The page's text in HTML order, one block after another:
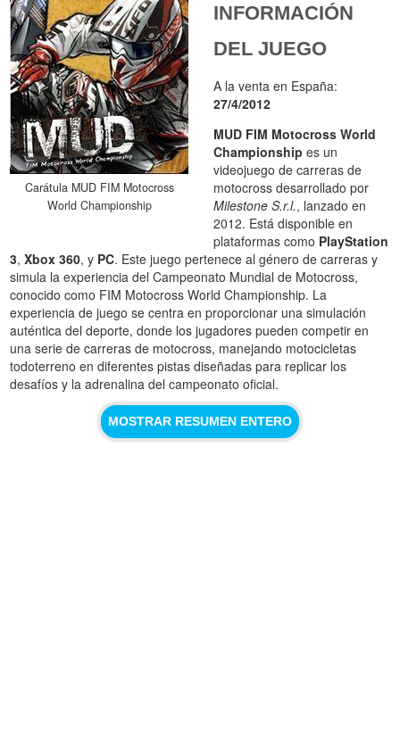
Carátula MUD FIM Motocross
World Championship
INFORMACIÓN
DEL JUEGO
A la venta en España:
27/4/2012
MUD FIM Motocross World
Championship es un
videojuego de carreras de
motocross desarrollado por
Milestone S.r.l., lanzado en
2012. Está disponible en
plataformas como PlayStation
3,Xbox 360, y PC. Este juego pertenece al género de carreras y
simula la experiencia del Campeonato Mundial de Motocross,
conocido como FIM Motocross World Championship. La
experiencia de juego se centra en proporcionar una simulación
auténtica del deporte, donde los jugadores pueden competir en
una serie de carreras de motocross, manejando motocicletas
todoterreno en diferentes pistas diseñadas para replicar los
desafíos y la adrenalina del campeonato oficial.
MOSTRAR RESUMEN ENTERO